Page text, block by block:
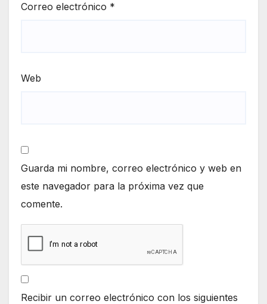
Correo electrónico *
Web
Guarda mi nombre, correo electrónico y web en
este navegador para la próxima vez que
comente.
Recibir un correo electrónico con los siguientes